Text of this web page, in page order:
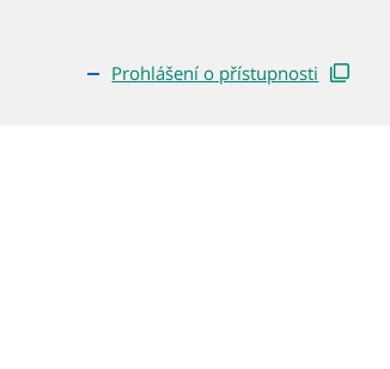
Prohlášení o přístupnosti